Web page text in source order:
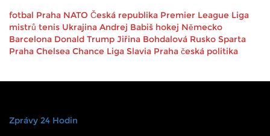
fotbal Praha NATO Česká republika Premier League Liga
mistrů tenis Ukrajina Andrej Babiš hokej Německo
Barcelona Donald Trump Jiřina Bohdalová Rusko Sparta
Praha Chelsea Chance Liga Slavia Praha česká politika
Zprávy 24 Hodin